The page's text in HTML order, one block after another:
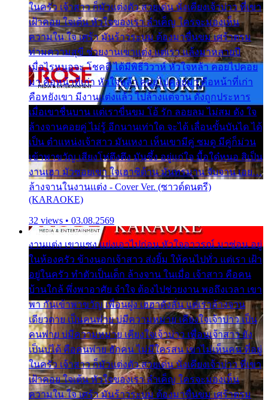
ในครัว เจ้าสาว ก็มัวแต่งตัว สวยเด่น นั่งเคียงเจ้าบ่าว ที่เขา
เฝ้าคอย ใจเต้น หัวใจของเรา ลำเค็ญ ใครจะมองเห็น
ความใน ใจ เศร้า มันร้าวระบม ต้องมาขื่นขม เศร้าตรม
ท่ามความสุขี ช่วยงานเขาแต่ง แต่เรา แล้งมาหลายปี
เมื่อไรหนอจะ โชคดี ได้มีพิธีวิวาห์ หัวใจหล้า คอยไปคอย
มา คือหน้าที่เก่า หัวใจหล้า คอยไปคอยมา คือหน้าที่เก่า
คือหยังเขา มีงานแต่งแล้ว ไปล้างแต่จาน ดั่งถูกประหาร
เมื่อเขาชื่นบาน แต่เราขื่นขม โอ้ รัก ลอยลม ไม่สม ดัง ใจ
ล้างจานคอยคู่ ไม่รู้ อีกนานเท่าใด จะได้ เลื่อนขั้นบันได ได้
เป็น ตำแหน่งเจ้าสาว มันเหงา เห็นเขามีคู่ ซมดู มีคู่ก็ม่วน
เข้าพาขวัญ เสียงโห่ตึงตึง มันซึ้ง อยู่แก่ใจ มื้อใด๋หนอ สิเป็น
งานเฮา มัวซอยเขา ใจเฮาซิด้าน มันทรมาน จับจาน เอย…
ล้างจานในงานแต่ง - Cover Ver. (ซาวด์ดนตรี)
(KARAOKE)
32 views • 03.08.2569
งานแต่ง เขาแซง แย่งเอาไปก่อน หัวใจอาวรณ์ มาซ่อน อยู่
ในห้องครัว ข้างนอกเจ้าสาว ส่งยิ้ม ให้คนไปทั่ว แต่เรา เฝ้า
อยู่ในครัว ทำตัวเป็นเด็ก ล้างจาน ในเมื่อ เจ้าสาว คือคน
บ้านใกล้ พึ่งพาอาศัย จำใจ ต้องไปช่วยงาน พอถึงเวลา เขา
พา กันเข้าพาขวัญ เพื่อนฝูง เฮฮาดังลั่น แต่เราล้างจาน
เดียวดาย เป็นคนพ่าย บ่มีความหมาย เคียงใจเจ้าบ่าว เป็น
คนพ่าย บ่มีความหมาย เคียงใจเจ้าบ่าว เพื่อนเจ้าสาว ยัง
เป็นบ่ได้ คือคนพ่าย ฮักคน ไม่มีใครสน เขาไม่เห็นคน ที่อยู่
ในครัว เจ้าสาว ก็มัวแต่งตัว สวยเด่น นั่งเคียงเจ้าบ่าว ที่เขา
เฝ้าคอย ใจเต้น หัวใจของเรา ลำเค็ญ ใครจะมองเห็น
ความใน ใจ เศร้า มันร้าวระบม ต้องมาขื่นขม เศร้าตรม